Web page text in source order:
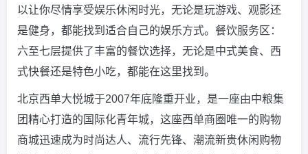
以让你尽情享受娱乐休闲时光，无论是玩游戏、观影还
是健身，都能找到适合自己的娱乐方式。餐饮服务区：
六至七层提供了丰富的餐饮选择，无论是中式美食、西
式快餐还是特色小吃，都能在这里找到。
北京西单大悦城于2007年底隆重开业，是一座由中粮集
团精心打造的国际化青年城，这座西单商圈唯一的购物
商城迅速成为时尚达人、流行先锋、潮流新贵休闲购物